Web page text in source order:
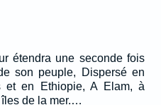
étendra une seconde fois
son peuple, Dispersé en
et en Ethiopie, A Elam, à
îles de la mer.…